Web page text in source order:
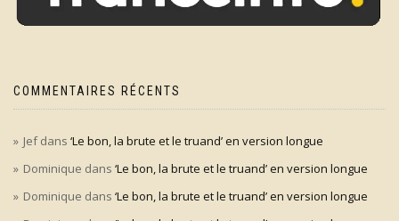
COMMENTAIRES RÉCENTS
Jefdans ‘Le bon, la brute et le truand’ en version longue
Dominique dans ‘Le bon, la brute et le truand’ en version longue
Dominique dans ‘Le bon, la brute et le truand’ en version longue